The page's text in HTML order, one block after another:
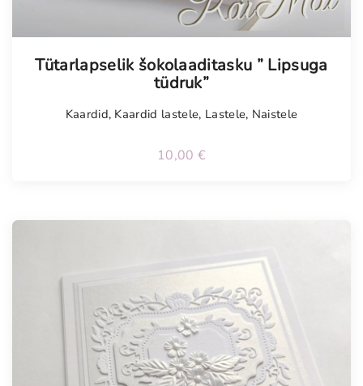
Tütarlapselik šokolaaditasku ” Lipsuga
tüdruk”
Kaardid, Kaardid lastele, Lastele, Naistele
10,00 €